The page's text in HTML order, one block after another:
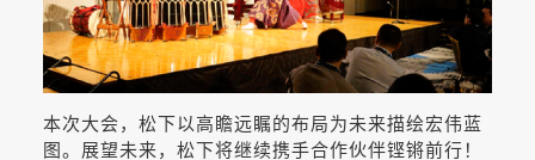
本次大会，松下以高瞻远瞩的布局为未来描绘宏伟蓝
图。展望未来，松下将继续携手合作伙伴铿锵前行！